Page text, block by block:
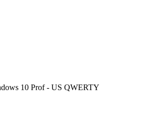
10 Prof - US QWERTY